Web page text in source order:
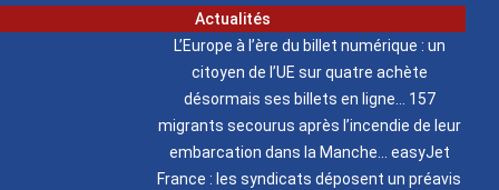
Actualités
L’Europe à l’ère du billet numérique : un
citoyen de l’UE sur quatre achète
désormais ses billets en ligne
157
migrants secourus après l’incendie de leur
embarcation dans la Manche
easyJet
France : les syndicats déposent un préavis